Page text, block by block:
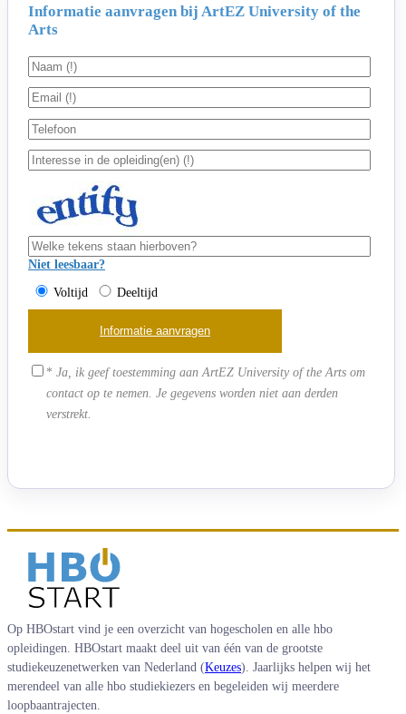
Informatie aanvragen bij ArtEZ University of the
Arts
Niet leesbaar?
Voltijd
Deeltijd
* Ja, ik geef toestemming aan ArtEZ University of the Arts om
contact op te nemen. Je gegevens worden niet aan derden
verstrekt.
Op HBOstart vind je een overzicht van hogescholen en alle hbo
opleidingen. HBOstart maakt deel uit van één van de grootste
studiekeuzenetwerken van Nederland (Keuzes). Jaarlijks helpen wij het
merendeel van alle hbo studiekiezers en begeleiden wij meerdere
loopbaantrajecten.